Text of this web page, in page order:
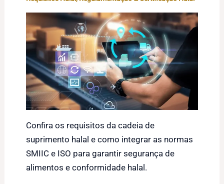
Confira os requisitos da cadeia de
suprimento halal e como integrar as normas
SMIIC e ISO para garantir segurança de
alimentos e conformidade halal.